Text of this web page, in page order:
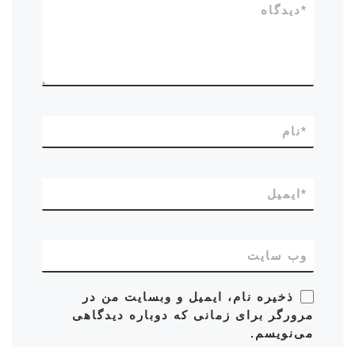
دیدگاه*
نام*
ایمیل *
وب‌ سایت
ذخیره نام، ایمیل و وبسایت من در
مرورگر برای زمانی که دوباره دیدگاهی
می‌نویسم.